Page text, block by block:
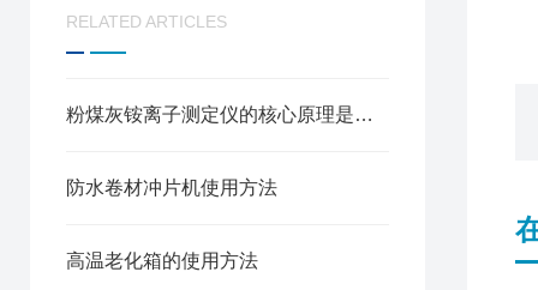
RELATED ARTICLES
粉煤灰铵离子测定仪的核心原理是什么
防水卷材冲片机使用方法
高温老化箱的使用方法